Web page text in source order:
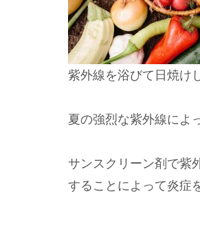
紫外線を浴びて日焼け
夏の強烈な紫外線によ
サンスクリーン剤で紫
することによって炎症